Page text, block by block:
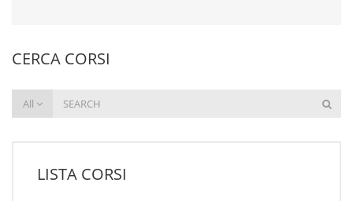
CERCA CORSI
All
LISTA CORSI